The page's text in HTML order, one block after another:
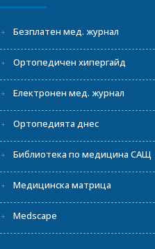
Безплатен мед. журнал
Ортопедичен хипергайд
Електронен мед. журнал
Ортопедията днес
Библиотека по медицина САЩ
Медицинска матрица
Medscape